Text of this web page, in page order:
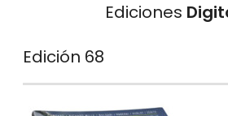
Ediciones
Edición 68